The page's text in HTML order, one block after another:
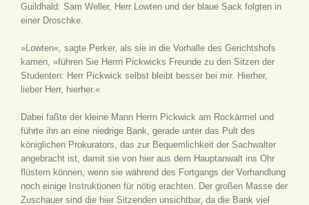
Guildhald: Sam Weller, Herr Lowten und der blaue Sack folgten in
einer Droschke.
»Lowten«, sagte Perker, als sie in die Vorhalle des Gerichtshofs
kamen, »führen Sie Herrn Pickwicks Freunde zu den Sitzen der
Studenten: Herr Pickwick selbst bleibt besser bei mir. Hierher,
lieber Herr, hierher.«
Dabei faßte der kleine Mann Herrn Pickwick am Rockärmel und
führte ihn an eine niedrige Bank, gerade unter das Pult des
königlichen Prokurators, das zur Bequemlichkeit der Sachwalter
angebracht ist, damit sie von hier aus dem Hauptanwalt ins Ohr
flüstern können, wenn sie während des Fortgangs der Verhandlung
noch einige Instruktionen für nötig erachten. Der großen Masse der
Zuschauer sind die hier Sitzenden unsichtbar, da die Bank viel